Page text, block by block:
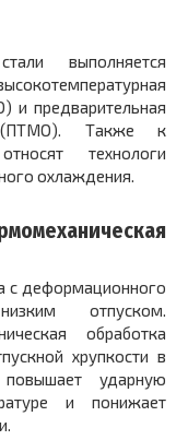
выполняется
и предварительная
(ПТМО). Также к
технологи
охлаждения.
с деформационного
отпуском.
обработка
хрупкости в
ударную
и понижает